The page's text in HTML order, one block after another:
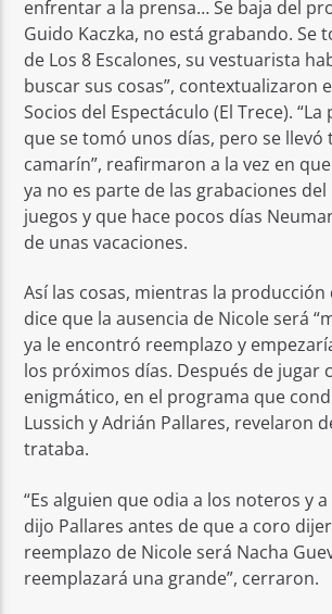
enfrentar a la prensa… Se baja del
Guido Kaczka, no está grabando. Se
de Los 8 Escalones, su vestuarista
buscar sus cosas”, contextualizaron
Socios del Espectáculo (El Trece).
que se tomó unos días, pero se llevó
camarín”, reafirmaron a la vez en
ya no es parte de las grabaciones
juegos y que hace pocos días
de unas vacaciones.
Así las cosas, mientras la
dice que la ausencia de Nicole será
ya le encontró reemplazo y
los próximos días. Después de jugar
enigmático, en el programa que
Lussich y Adrián Pallares, revelaron
trataba.
“Es alguien que odia a los noteros y
dijo Pallares antes de que a coro
reemplazo de Nicole será Nacha
reemplazará una grande”, cerraron.